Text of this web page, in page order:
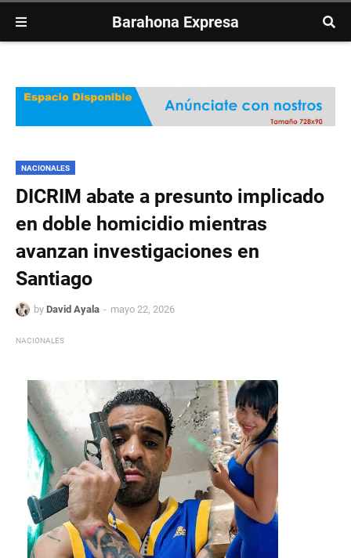
Barahona Expresa
NACIONALES
DICRIM abate a presunto implicado
en doble homicidio mientras
avanzan investigaciones en
Santiago
by David Ayala mayo 22, 2026
NACIONALES